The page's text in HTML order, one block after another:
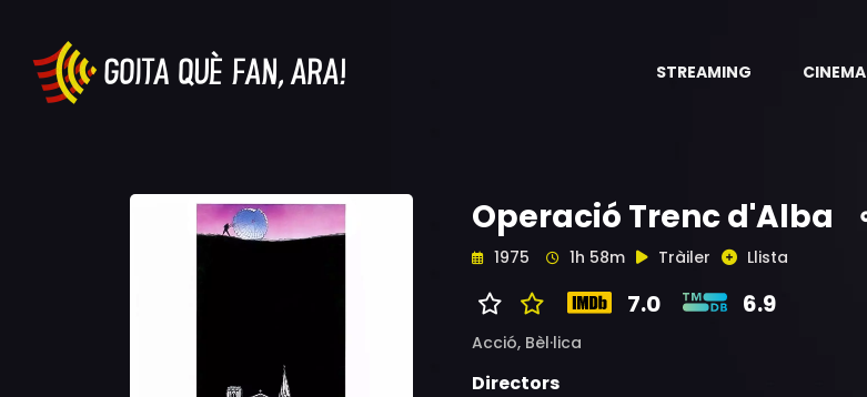
STREAMING CINEMA
Operació Trenc d'Alba
1975 1h 58m Tràiler Llista
7.0 6.9
Acció, Bèl·lica
Directors